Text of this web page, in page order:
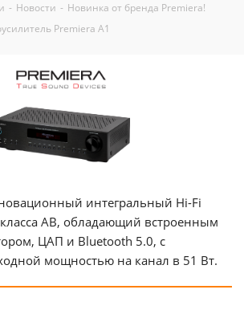
- Новости - Новинка от бренда Premiera!
Premiera A1
интегральный Hi-Fi
класса AB, обладающий встроенным
ЦАП и Bluetooth 5.0, с
мощностью на канал в 51 Вт.